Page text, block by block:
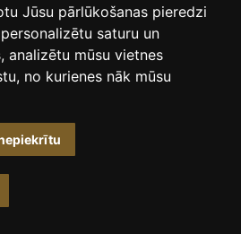
Jūsu pārlūkošanas pieredzi
saturu un
analizētu mūsu vietnes
no kurienes nāk mūsu
Anketas
Dizains un izstrāde